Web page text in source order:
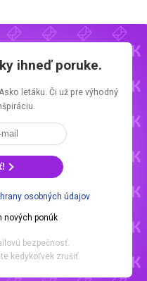
ihneď poruke.
letáku. Či už pre výhodný
osobných údajov
nových ponúk
bezpečnosť.
kedykoľvek zrušiť.